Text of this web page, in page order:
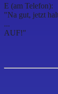
E (am Telefon):
"Na gut, jetzt
...
AUF!"